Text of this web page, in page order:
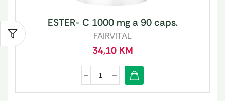
ESTER- C 1000 mg a 90 caps.
FAIRVITAL
34,10 KM